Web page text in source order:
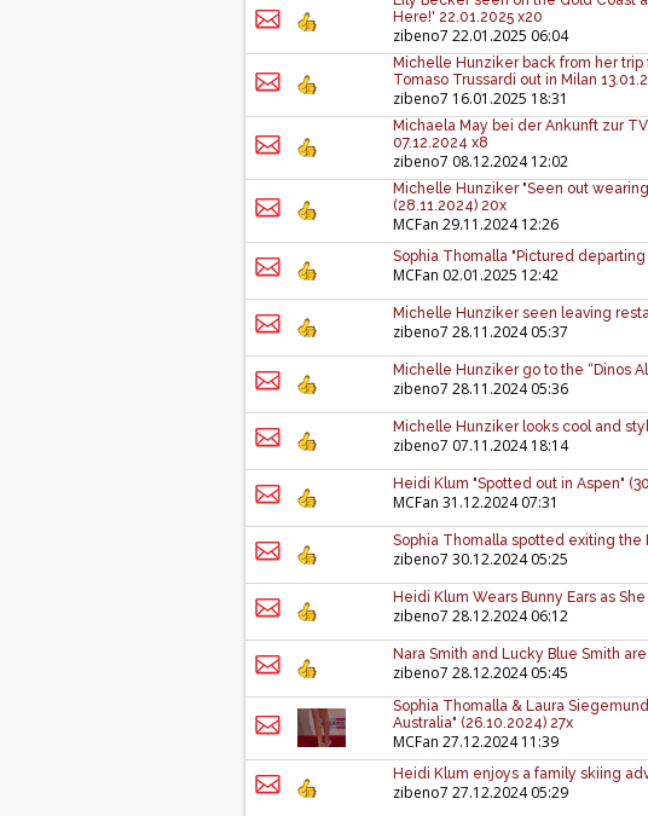
Here!' 22.01.2025 x20
zibeno7 22.01.2025 06:04
Michelle Hunziker back from her
Tomaso Trussardi out in Milan
zibeno7 16.01.2025 18:31
Michaela May bei der Ankunft zur
07.12.2024 x8
zibeno7 08.12.2024 12:02
Michelle Hunziker "Seen out
(28.11.2024) 20x
MCFan 29.11.2024 12:26
Sophia Thomalla "Pictured departing
MCFan 02.01.2025 12:42
Michelle Hunziker seen leaving
zibeno7 28.11.2024 05:37
Michelle Hunziker go to the “Dinos
zibeno7 28.11.2024 05:36
Michelle Hunziker looks cool and
zibeno7 07.11.2024 18:14
Heidi Klum "Spotted out in Aspen"
MCFan 31.12.2024 07:31
Sophia Thomalla spotted exiting the
zibeno7 30.12.2024 05:25
Heidi Klum Wears Bunny Ears as
zibeno7 28.12.2024 06:12
Nara Smith and Lucky Blue Smith
zibeno7 28.12.2024 05:45
Sophia Thomalla & Laura
Australia" (26.10.2024) 27x
MCFan 27.12.2024 11:39
Heidi Klum enjoys a family skiing
zibeno7 27.12.2024 05:29